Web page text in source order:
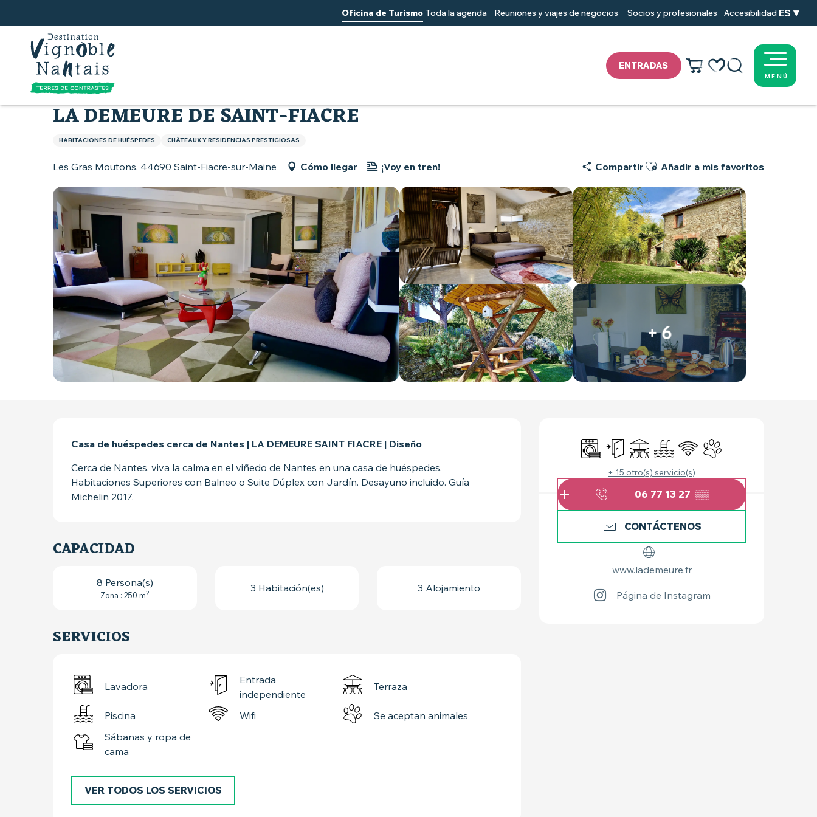
principal
ENTRADAS
Voir les favoris
Buscar
Oficina de Turismo Toda la agenda Reuniones y viajes de negocios Socios y profesionales Accesibilidad ES
MENÚ
Inicio
LA DEMEURE DE SAINT-FIACRE
HABITACIONES DE HUÉSPEDES CHÂTEAUX Y RESIDENCIAS PRESTIGIOSAS
Les Gras Moutons, 44690 Saint-Fiacre-sur-Maine Cómo llegar ¡Voy en tren! Compartir Ajouter aux favoris
Añadir a mis favoritos
+ 6
HORARIOS Y DATOS
LavadoraEntrada independiente
TerrazaPiscinaWifi Se aceptan animales
+ 15 otro(s) servicio(s)
06 77 13 27 ▒▒
CONTÁCTENOS
www.lademeure.fr
Página de Instagram
DESCRIPCIÓN
Casa de huéspedes cerca de Nantes | LA DEMEURE SAINT FIACRE | Diseño
Cerca de Nantes, viva la calma en el viñedo de Nantes en una casa de huéspedes.
Habitaciones Superiores con Balneo o Suite Dúplex con Jardín. Desayuno incluido. Guía
Michelin 2017.
CAPACIDAD
8 Persona(s)
Zona : 250 m2 3 Habitación(es) 3 Alojamiento
SERVICIOS
Lavadora
Entrada
independiente
Terraza
Piscina Wifi
Se aceptan animales
Sábanas y ropa de
cama
VER TODOS LOS SERVICIOS